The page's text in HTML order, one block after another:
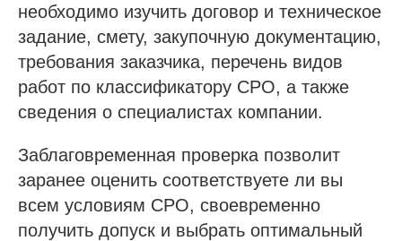
необходимо изучить договор и техническое
задание, смету, закупочную документацию,
требования заказчика, перечень видов
работ по классификатору СРО, а также
сведения о специалистах компании.
Заблаговременная проверка позволит
заранее оценить соответствуете ли вы
всем условиям СРО, своевременно
получить допуск и выбрать оптимальный